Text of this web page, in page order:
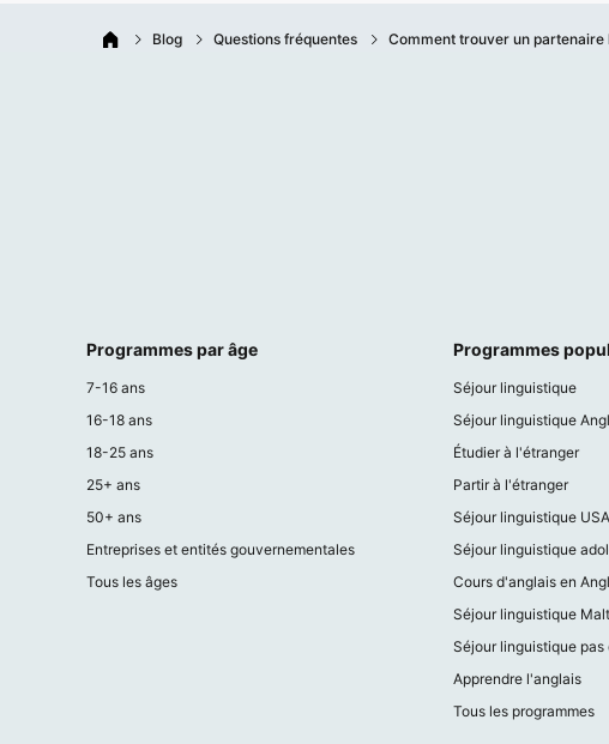
Blog Questions fréquentes Comment trouver un partenaire
Programmes par âge
7-16 ans
16-18 ans
18-25 ans
25+ ans
50+ ans
Entreprises et entités gouvernementales
Tous les âges
Programmes
Séjour linguistique
Séjour linguistique
Étudier à l'étranger
Partir à l'étranger
Séjour linguistique USA
Séjour linguistique
Cours d'anglais en
Séjour linguistique
Séjour linguistique pas
Apprendre l'anglais
Tous les programmes